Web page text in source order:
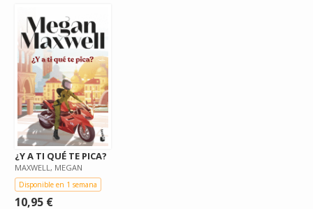
¿Y A TI QUÉ TE PICA?
MAXWELL, MEGAN
Disponible en 1 semana
10,95 €